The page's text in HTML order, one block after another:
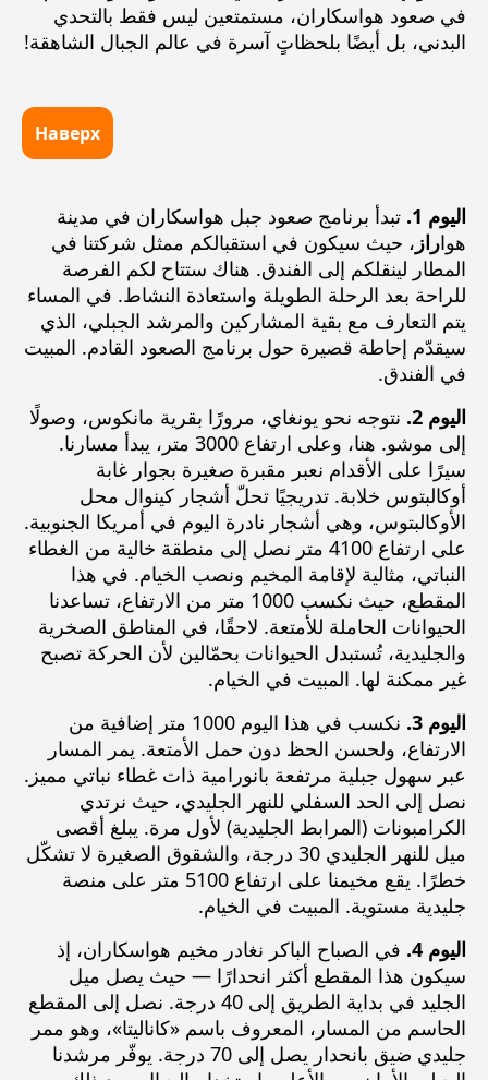
في صعود هواسكاران، مستمتعين ليس فقط بالتحدي
البدني، بل أيضًا بلحظاتٍ آسرة في عالم الجبال الشاهقة!
Наверх
اليوم 1. تبدأ برنامج صعود جبل هواسكاران في مدينة
هواراز ، حيث سيكون في استقبالكم ممثل شركتنا في
المطار لينقلكم إلى الفندق. هناك ستتاح لكم الفرصة
للراحة بعد الرحلة الطويلة واستعادة النشاط. في المساء
يتم التعارف مع بقية المشاركين والمرشد الجبلي، الذي
سيقدّم إحاطة قصيرة حول برنامج الصعود القادم. المبيت
في الفندق.
اليوم 2.
نتوجه نحو يونغاي، مرورًا بقرية مانكوس، وصولًا
إلى موشو
. هنا، وعلى ارتفاع 3000 متر، يبدأ مسارنا.
سيرًا على الأقدام نعبر مقبرة صغيرة بجوار غابة
أوكالبتوس خلابة. تدريجيًا تحلّ أشجار كينوال محل
الأوكالبتوس، وهي أشجار نادرة اليوم في أمريكا الجنوبية.
على ارتفاع 4100 متر نصل إلى منطقة خالية من الغطاء
النباتي، مثالية لإقامة المخيم ونصب الخيام. في هذا
المقطع، حيث نكسب 1000 متر من الارتفاع، تساعدنا
الحيوانات الحاملة للأمتعة. لاحقًا، في المناطق الصخرية
والجليدية، تُستبدل الحيوانات بحمّالين لأن الحركة تصبح
غير ممكنة لها. المبيت في الخيام.
اليوم 3.
نكسب في هذا اليوم 1000 متر إضافية من
الارتفاع، ولحسن الحظ دون حمل الأمتعة. يمر المسار
عبر سهول جبلية مرتفعة بانورامية ذات غطاء نباتي مميز.
نصل إلى الحد السفلي للنهر الجليدي، حيث نرتدي
الكرامبونات (المرابط الجليدية) لأول مرة. يبلغ أقصى
ميل للنهر الجليدي 30 درجة، والشقوق الصغيرة لا تشكّل
خطرًا. يقع مخيمنا على ارتفاع 5100 متر على منصة
جليدية مستوية. المبيت في الخيام.
اليوم 4.
في الصباح الباكر نغادر مخيم هواسكاران، إذ
سيكون هذا المقطع أكثر انحدارًا — حيث يصل ميل
الجليد في بداية الطريق إلى 40 درجة. نصل إلى المقطع
الحاسم من المسار، المعروف باسم «كاناليتا»، وهو ممر
جليدي ضيق بانحدار يصل إلى 70 درجة. يوفّر مرشدنا